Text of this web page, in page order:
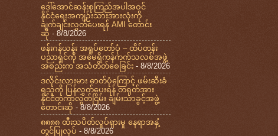
ဒေါ်အောင်ဆန်းစုကြည်အပါအဝင်
နိုင်ငံရေးအကျဉ်းသားအားလုံးကို
ချက်ချင်းလွှတ်ပေးရန် AMI တောင်း
ဆို - 8/8/2026
ဖန်းဂန်ယန်း အရှုပ်တော်ပုံ – ထိပ်တန်း
ပညာရှင်ကို အမေရိကန်ကက်သလစ်အဖွဲ့
အစည်းက အသံတိတ်စေခြင်း - 8/8/2026
ဒလိုင်းလားမား ဓာတ်ပုံကြောင့် ဖမ်းဆီးခံ
ရသူကို ပြန်လွှတ်ပေးရန် တရုတ်အား
နိုင်ငံတကာလွတ်ငြိမ်း ချမ်းသာခွင့်အဖွဲ့
တောင်းဆို - 8/8/2026
၈၈၈၈ ထီးသပိတ်လှုပ်ရှားမှု နေရာအနှံ့
တွင်ပြုလုပ် - 8/8/2026